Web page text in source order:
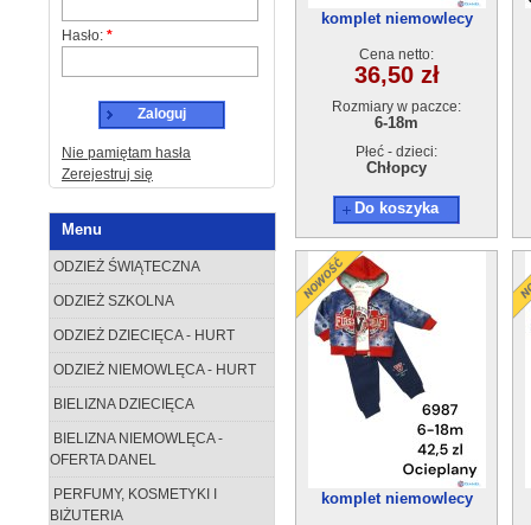
Hasło: *
Zaloguj
Nie pamiętam hasła
Zerejestruj się
Menu
ODZIEŻ ŚWIĄTECZNA
ODZIEŻ SZKOLNA
ODZIEŻ DZIECIĘCA - HURT
ODZIEŻ NIEMOWLĘCA - HURT
BIELIZNA DZIECIĘCA
BIELIZNA NIEMOWLĘCA -
OFERTA DANEL
PERFUMY, KOSMETYKI I
BIŻUTERIA
komplet niemowlecy
Cena netto:
36,50 zł
Rozmiary w paczce:
6-18m
Płeć - dzieci:
Chłopcy
Do koszyka
komplet niemowlecy